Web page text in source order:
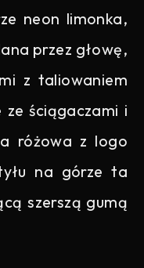
neon limonka,
przez głowę,
z taliowaniem
ze ściągaczami i
różowa z logo
na górze ta
szerszą gumą